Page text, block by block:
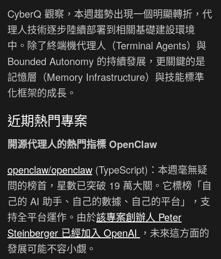
CyberQ 觀察，本週趨勢出現一個明顯轉折，代
理人技術逐步陸續部署到相關基礎建設環境
中。除了終端機代理人（Terminal Agents）與
Bounded Autonomy 的持續發展，更關鍵的是
記憶層（Memory Infrastructure）與技能標準
化框架的成長。
近期熱門專案
開源代理人的熱門指標 OpenClaw
openclaw/openclaw (TypeScript)：本週毫無疑
問的榜首，星數已突破 19 萬大關。它標榜「自
己的 AI 助手、自己的數據、自己的平台」，支
持全平台運作。由於該專案創辦人 Peter
Steinberger 已經加入 OpenAI ，未來這方面的
發展可能不容小覷。